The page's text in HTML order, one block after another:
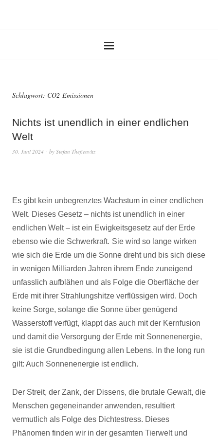
Schlagwort: CO2-Emissionen
Nichts ist unendlich in einer endlichen
Welt
30. Juni 2024 by Stefan Theßenvitz
Es gibt kein unbegrenztes Wachstum in einer endlichen
Welt. Dieses Gesetz – nichts ist unendlich in einer
endlichen Welt – ist ein Ewigkeitsgesetz auf der Erde
ebenso wie die Schwerkraft. Sie wird so lange wirken
wie sich die Erde um die Sonne dreht und bis sich diese
in wenigen Milliarden Jahren ihrem Ende zuneigend
unfasslich aufblähen und als Folge die Oberfläche der
Erde mit ihrer Strahlungshitze verflüssigen wird. Doch
keine Sorge, solange die Sonne über genügend
Wasserstoff verfügt, klappt das auch mit der Kernfusion
und damit die Versorgung der Erde mit Sonnenenergie,
sie ist die Grundbedingung allen Lebens. In the long run
gilt: Auch Sonnenenergie ist endlich.
Der Streit, der Zank, der Dissens, die brutale Gewalt, die
Menschen gegeneinander anwenden, resultiert
vermutlich als Folge des Dichtestress. Dieses
Phänomen finden wir in der gesamten Tierwelt und